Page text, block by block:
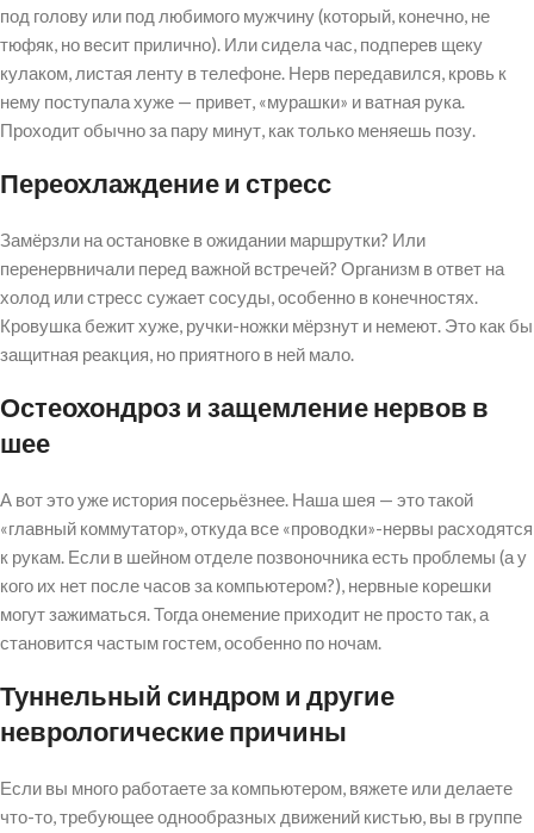
под голову или под любимого мужчину (который, конечно, не
тюфяк, но весит прилично). Или сидела час, подперев щеку
кулаком, листая ленту в телефоне. Нерв передавился, кровь к
нему поступала хуже — привет, «мурашки» и ватная рука.
Проходит обычно за пару минут, как только меняешь позу.
Переохлаждение и стресс
Замёрзли на остановке в ожидании маршрутки? Или
перенервничали перед важной встречей? Организм в ответ на
холод или стресс сужает сосуды, особенно в конечностях.
Кровушка бежит хуже, ручки-ножки мёрзнут и немеют. Это как бы
защитная реакция, но приятного в ней мало.
Остеохондроз и защемление нервов в
шее
А вот это уже история посерьёзнее. Наша шея — это такой
«главный коммутатор», откуда все «проводки»-нервы расходятся
к рукам. Если в шейном отделе позвоночника есть проблемы (а у
кого их нет после часов за компьютером?), нервные корешки
могут зажиматься. Тогда онемение приходит не просто так, а
становится частым гостем, особенно по ночам.
Туннельный синдром и другие
неврологические причины
Если вы много работаете за компьютером, вяжете или делаете
что-то, требующее однообразных движений кистью, вы в группе